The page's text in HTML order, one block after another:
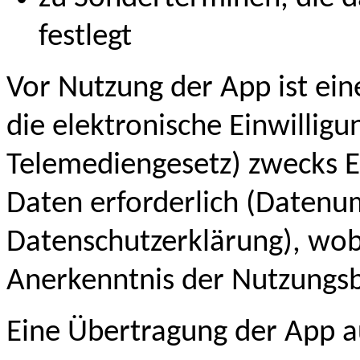
festlegt
Vor Nutzung der App ist
die elektronische
Telemediengesetz) zwecks
Daten erforderlich
Datenschutzerklärung),
Anerkenntnis der
Eine Übertragung der App